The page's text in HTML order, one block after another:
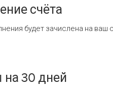
счёта
будет зачислена на
30 дней